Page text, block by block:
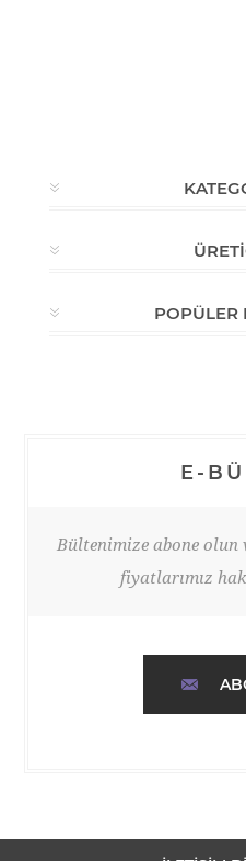
POPÜLER
E-
Bültenimize abone olun
fiyatlarımız